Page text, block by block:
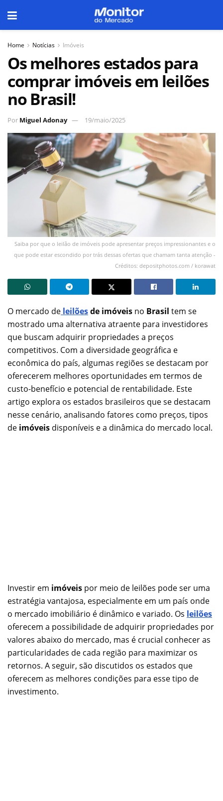
Home Notícias Imóveis
Os melhores estados para
comprar imóveis em leilões
no Brasil!
Por Miguel Adonay 19/maio/2025
Saiba por que o leilão de imóveis pode apresentar preços impressionantes e o
que pode estar escondido por trás dessas ofertas que chamam tanta atenção -
Créditos: depositphotos.com / korawat
O mercado de leilõesde imóveis no Brasil tem se
mostrado uma alternativa atraente para investidores
que buscam adquirir propriedades a preços
competitivos. Com a diversidade geográfica e
econômica do país, algumas regiões se destacam por
oferecerem melhores oportunidades em termos de
custo-benefício e potencial de rentabilidade. Este
artigo explora os estados brasileiros que se destacam
nesse cenário, analisando fatores como preços, tipos
de imóveis disponíveis e a dinâmica do mercado local.
Investir em imóveis por meio de leilões pode ser uma
estratégia vantajosa, especialmente em um país onde
o mercado imobiliário é dinâmico e variado. Os leilões
oferecem a possibilidade de adquirir propriedades por
valores abaixo do mercado, mas é crucial conhecer as
particularidades de cada região para maximizar os
retornos. A seguir, são discutidos os estados que
oferecem as melhores condições para esse tipo de
investimento.